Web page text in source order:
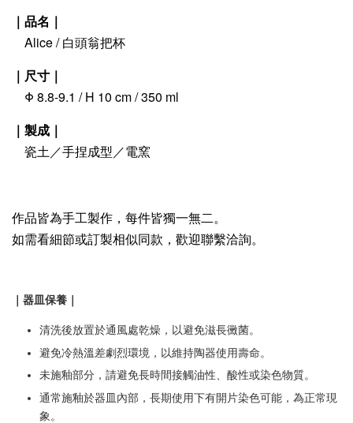
｜品名｜
Alice / 白頭翁把杯
｜尺寸｜
Φ 8.8-9.1 / H 10 cm / 350 ml
｜製成｜
瓷土／手捏成型／電窯
作品皆為手工製作，每件皆獨一無二。
如需看細節或訂製相似同款，歡迎聯繫洽詢。
｜器皿保養｜
清洗後放置於通風處乾燥，以避免滋長黴菌。
避免冷熱溫差劇烈環境，以維持陶器使用壽命。
未施釉部分，請避免長時間接觸油性、酸性或染色物質。
通常施釉於器皿內部，長期使用下有開片染色可能，為正常現
象。